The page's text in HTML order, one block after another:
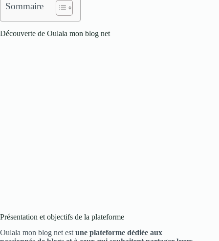
Sommaire
Découverte de Oulala mon blog net
Présentation et objectifs de la plateforme
Oulala mon blog net estune plateforme dédiée aux